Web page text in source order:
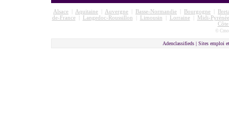
Alsace Aquitaine Auvergne Basse-Normandie Bourgogne
de-France| Langedoc-Roussillon Limousin Lorraine|
Midi-
©
Adenclassifieds | Sites emploi